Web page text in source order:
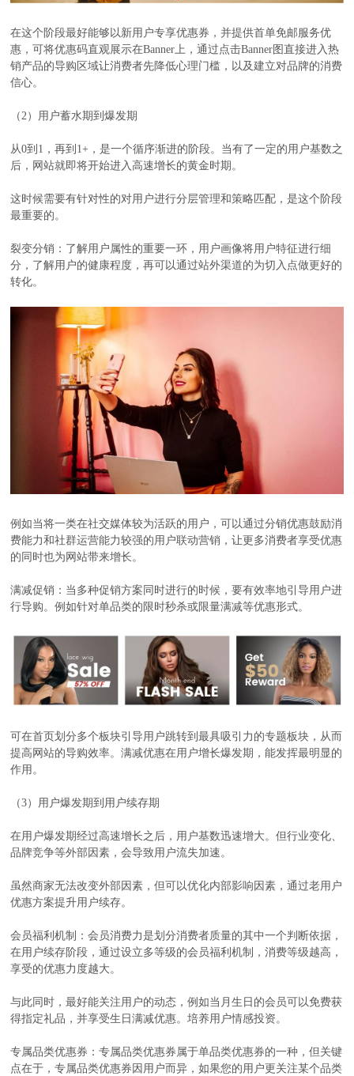
在这个阶段最好能够以新用户专享优惠券，并提供首单免邮服务优
惠，可将优惠码直观展示在Banner上，通过点击Banner图直接进入热
销产品的导购区域让消费者先降低心理门槛，以及建立对品牌的消费
信心。
（2）用户蓄水期到爆发期
从0到1，再到1+，是一个循序渐进的阶段。当有了一定的用户基数之
后，网站就即将开始进入高速增长的黄金时期。
这时候需要有针对性的对用户进行分层管理和策略匹配，是这个阶段
最重要的。
裂变分销：了解用户属性的重要一环，用户画像将用户特征进行细
分，了解用户的健康程度，再可以通过站外渠道的为切入点做更好的
转化。
例如当将一类在社交媒体较为活跃的用户，可以通过分销优惠鼓励消
费能力和社群运营能力较强的用户联动营销，让更多消费者享受优惠
的同时也为网站带来增长。
满减促销：当多种促销方案同时进行的时候，要有效率地引导用户进
行导购。例如针对单品类的限时秒杀或限量满减等优惠形式。
可在首页划分多个板块引导用户跳转到最具吸引力的专题板块，从而
提高网站的导购效率。满减优惠在用户增长爆发期，能发挥最明显的
作用。
（3）用户爆发期到用户续存期
在用户爆发期经过高速增长之后，用户基数迅速增大。但行业变化、
品牌竞争等外部因素，会导致用户流失加速。
虽然商家无法改变外部因素，但可以优化内部影响因素，通过老用户
优惠方案提升用户续存。
会员福利机制：会员消费力是划分消费者质量的其中一个判断依据，
在用户续存阶段，通过设立多等级的会员福利机制，消费等级越高，
享受的优惠力度越大。
与此同时，最好能关注用户的动态，例如当月生日的会员可以免费获
得指定礼品，并享受生日满减优惠。培养用户情感投资。
专属品类优惠券：专属品类优惠券属于单品类优惠券的一种，但关键
点在于，专属品类优惠券因用户而异，如果您的用户更关注某个品类